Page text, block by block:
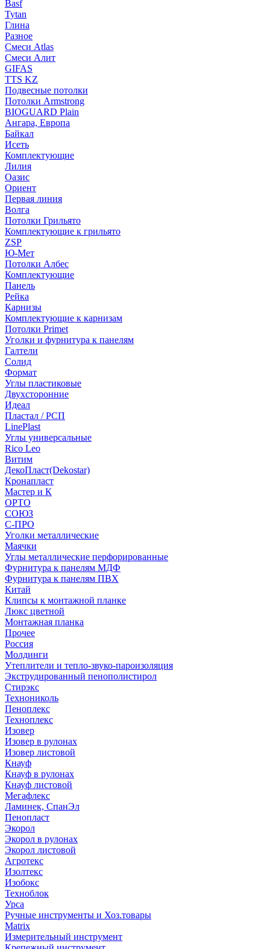
Basf
Tytan
Глина
Разное
Смеси Atlas
Смеси Алит
GIFAS
TTS KZ
Подвесные потолки
Потолки Armstrong
BIOGUARD Plain
Ангара, Европа
Байкал
Исеть
Комплектующие
Лилия
Оазис
Ориент
Первая линия
Волга
Потолки Грильято
Комплектующие к грильято
ZSP
Ю-Мет
Потолки Албес
Комплектующие
Панель
Рейка
Карнизы
Комплектующие к карнизам
Потолки Primet
Уголки и фурнитура к панелям
Галтели
Солид
Формат
Углы пластиковые
Двухсторонние
Идеал
Пластал / РСП
LinePlast
Углы универсальные
Rico Leo
Витим
ДекоПласт(Dekostar)
Кронапласт
Мастер и К
ОРТО
СОЮЗ
С-ПРО
Уголки металлические
Маячки
Углы металлические перфорированные
Фурнитура к панелям МДФ
Фурнитура к панелям ПВХ
Китай
Клипсы к монтажной планке
Люкс цветной
Монтажная планка
Прочее
Россия
Молдинги
Утеплители и тепло-звуко-пароизоляция
Экструдированный пенополистирол
Стирэкс
Технониколь
Пеноплекс
Техноплекс
Изовер
Изовер в рулонах
Изовер листовой
Кнауф
Кнауф в рулонах
Кнауф листовой
Мегафлекс
Ламинек, СпанЭл
Пенопласт
Экорол
Экорол в рулонах
Экорол листовой
Агротекс
Изолтекс
Изобокс
Техноблок
Урса
Ручные инструменты и Хоз.товары
Matrix
Измерительный инструмент